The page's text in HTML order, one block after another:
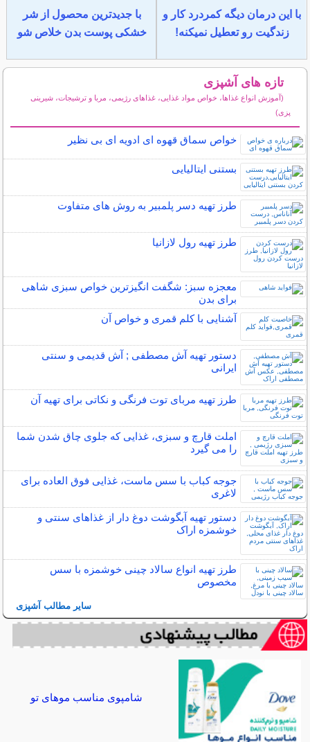
با این درمان دیگه کمردرد کار و
زندگیت رو تعطیل نمیکنه!
با جدیدترین محصول از شر
خشکی پوست بدن خلاص شو
تازه های آشپزی
(آموزش انواع غذاها، خواص مواد غذایی، غذاهای رژیمی، مربا و ترشیجات، شیرینی
پزی)
خواص سماق قهوه ای ادویه ای بی نظیر
بستنی ایتالیایی
طرز تهیه دسر پلمبیر به روش های متفاوت
طرز تهیه رول لازانیا
معجزه سبز: شگفت انگیزترین خواص سبزی شاهی
برای بدن
آشنایی با کلم قمری و خواص آن
دستور تهیه آش مصطفی ; آش قدیمی و سنتی
ایرانی
طرز تهیه مربای توت فرنگی و نکاتی برای تهیه آن
املت قارچ و سبزی، غذایی که جلوی چاق شدن شما
را می گیرد
جوجه کباب با سس ماست، غذایی فوق العاده برای
لاغری
دستور تهیه آبگوشت دوغ دار از غذاهای سنتی و
خوشمزه اراک
طرز تهیه انواع سالاد چینی خوشمزه با سس
مخصوص
سایر مطالب آشپزی
شامپوی مناسب موهای تو